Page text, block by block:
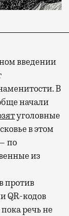
введении
В
начали
уголовные
в этом
по
из
против
QR-кодов
речь не